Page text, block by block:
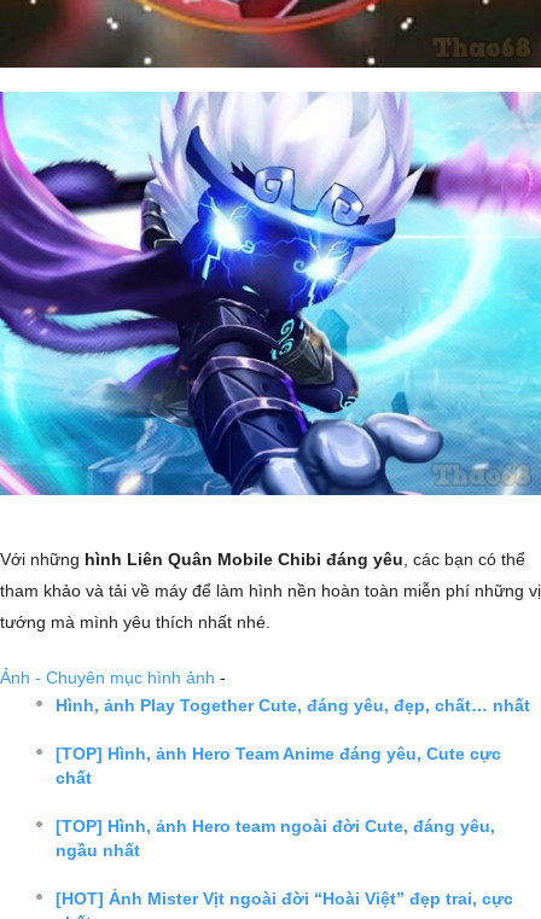
Với những hình Liên Quân Mobile Chibi đáng yêu, các bạn có thể
tham khảo và tải về máy để làm hình nền hoàn toàn miễn phí những vị
tướng mà mình yêu thích nhất nhé.
Ảnh - Chuyên mục hình ảnh -
Hình, ảnh Play Together Cute, đáng yêu, đẹp, chất… nhất
[TOP] Hình, ảnh Hero Team Anime đáng yêu, Cute cực
chất
[TOP] Hình, ảnh Hero team ngoài đời Cute, đáng yêu,
ngầu nhất
[HOT] Ảnh Mister Vịt ngoài đời “Hoài Việt” đẹp trai, cực